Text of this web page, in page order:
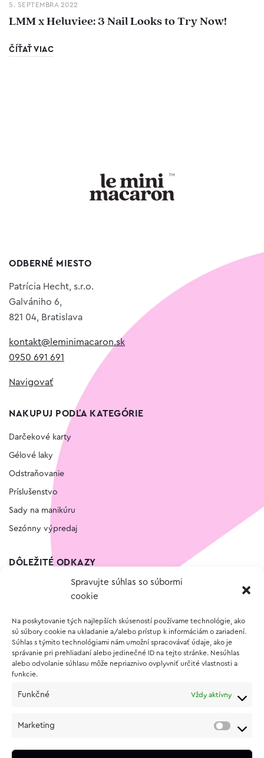
Spravujte súhlas so súbormi
cookie
Na poskytovanie tých najlepších skúseností používame technológie, ako
sú súbory cookie na ukladanie a/alebo prístup k informáciám o zariadení.
Súhlas s týmito technológiami nám umožní spracovávať údaje, ako je
správanie pri prehliadaní alebo jedinečné ID na tejto stránke. Nesúhlas
alebo odvolanie súhlasu môže nepriaznivo ovplyvniť určité vlastnosti a
funkcie.
Funkčné Vždy aktívny
Marketing
5. SEPTEMBRA 2022
LMM x Heluviee: 3 Nail Looks to Try Now!
ČÍŤAŤ VIAC
ODBERNÉ MIESTO
Patrícia Hecht, s.r.o.
Galvániho 6,
821 04, Bratislava
kontakt@leminimacaron.sk
0950 691 691
Navigovať
NAKUPUJ PODĽA KATEGÓRIE
Darčekové karty
Gélové laky
Odstraňovanie
Príslušenstvo
Sady na manikúru
Sezónny výpredaj
DÔLEŽITÉ ODKAZY
Vernostný program
O NÁKUPE
Vrátenie a reklamácia tovaru